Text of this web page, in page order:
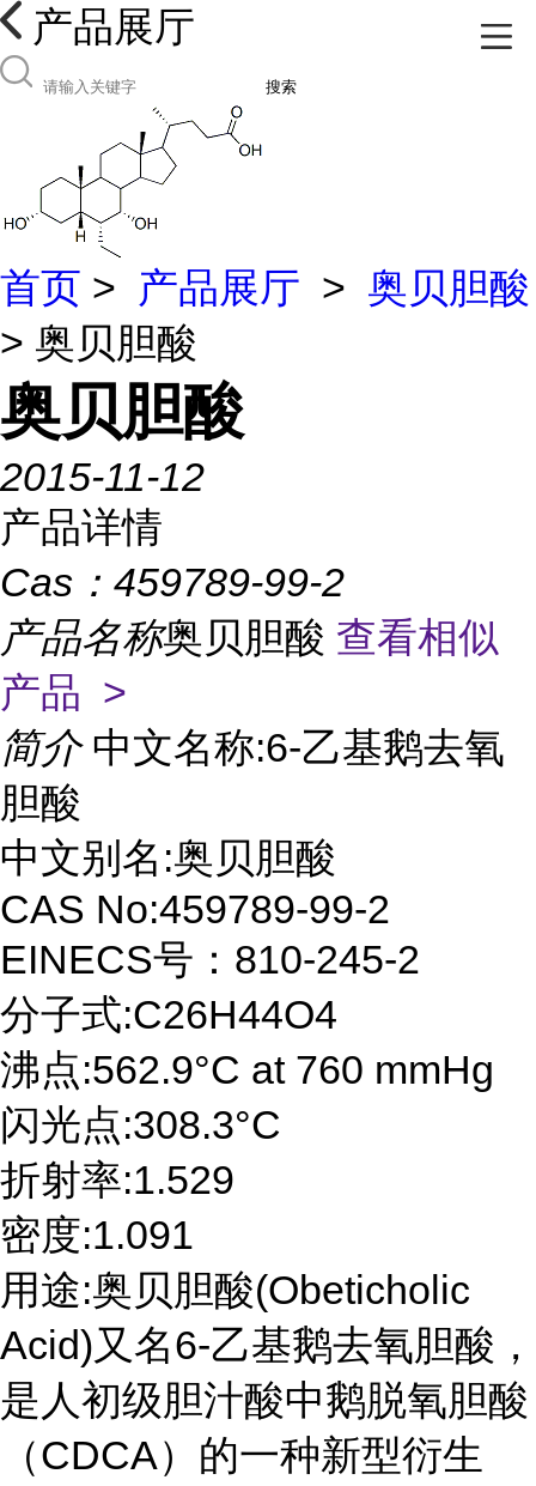
产品展厅
搜索
首页 > 产品展厅 > 奥贝胆酸
> 奥贝胆酸
奥贝胆酸
2015-11-12
产品详情
Cas： 459789-99-2
产品名称奥贝胆酸 查看相似
产品 >
简介 中文名称:6-乙基鹅去氧
胆酸
中文别名:奥贝胆酸
CAS No:459789-99-2
EINECS号：810-245-2
分子式:C26H44O4
沸点:562.9°C at 760 mmHg
闪光点:308.3°C
折射率:1.529
密度:1.091
用途:奥贝胆酸(Obeticholic
Acid)又名6-乙基鹅去氧胆酸，
是人初级胆汁酸中鹅脱氧胆酸
（CDCA）的一种新型衍生